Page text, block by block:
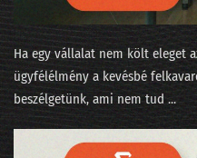
238 - A
236 - Kikutattuk a
Ha egy vállalat nem költ eleget
ügyfélélmény a kevésbé
beszélgetünk, ami nem tud ...